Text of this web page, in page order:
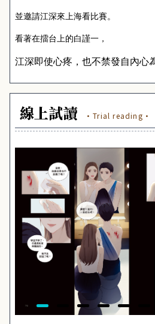
並邀請江深來上海看比賽。
看著在擂台上的白謹一，
江深即使心疼，也不禁發自內
線上試讀 ·Trial reading·